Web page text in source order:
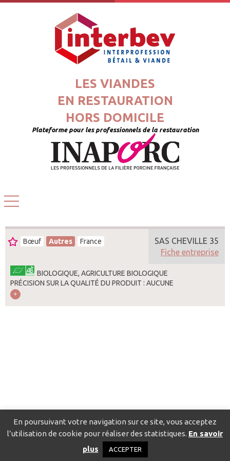
LES VIANDES
EN RESTAURATION
HORS DOMICILE
Plateforme pour les professionnels de la restauration
Bœuf Autres France
BIOLOGIQUE, AGRICULTURE BIOLOGIQUE
PRÉCISION SUR LA QUALITÉ DU PRODUIT : AUCUNE
SAS CHEVILLE 35
Fiche entreprise
Catalogue pour localiser les fournisseurs
Politique de confidentialité
En poursuivant votre navigation sur ce site, vous acceptez
l’utilisation de cookie pour réaliser des statistiques. En savoir
plus
ACCEPTER